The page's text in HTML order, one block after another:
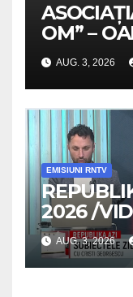
OM” –
/VIDEO
AUG. 3, 2026
EMISIUNI RNTV
2026 /
AUG. 3, 2026